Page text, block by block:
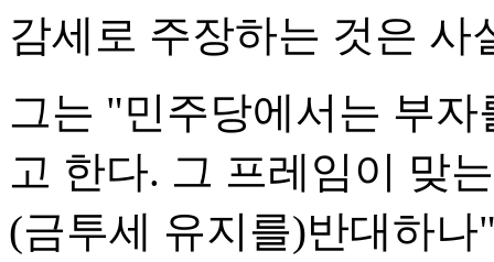
감세로 주장하는 것은 사
그는 "민주당에서는 부
고 한다. 그 프레임이 맞
(금투세 유지를)반대하